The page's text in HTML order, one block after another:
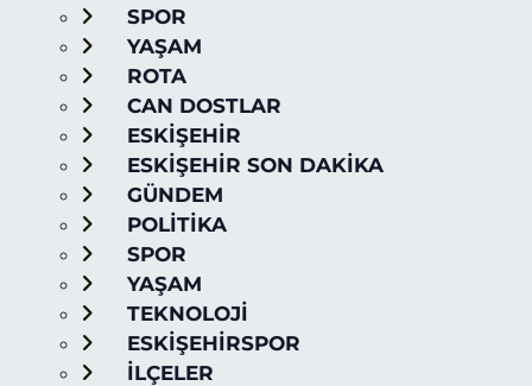
SPOR
YAŞAM
ROTA
CAN DOSTLAR
ESKİŞEHİR
ESKİŞEHİR SON DAKİKA
GÜNDEM
POLİTİKA
SPOR
YAŞAM
TEKNOLOJİ
ESKİŞEHİRSPOR
İLÇELER